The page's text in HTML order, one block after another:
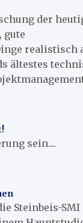
der
gute
realistisch
ältestes
sein....
Steinbeis-SMI